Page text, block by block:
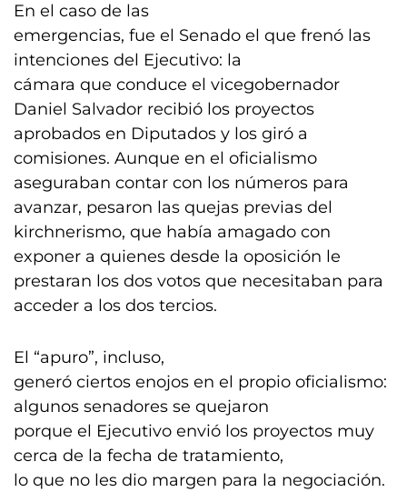
En el caso de las
emergencias, fue el Senado el que frenó las
intenciones del Ejecutivo: la
cámara que conduce el vicegobernador
Daniel Salvador recibió los proyectos
aprobados en Diputados y los giró a
comisiones. Aunque en el oficialismo
aseguraban contar con los números para
avanzar, pesaron las quejas previas del
kirchnerismo, que había amagado con
exponer a quienes desde la oposición le
prestaran los dos votos que necesitaban para
acceder a los dos tercios.
El “apuro”, incluso,
generó ciertos enojos en el propio oficialismo:
algunos senadores se quejaron
porque el Ejecutivo envió los proyectos muy
cerca de la fecha de tratamiento,
lo que no les dio margen para la negociación.